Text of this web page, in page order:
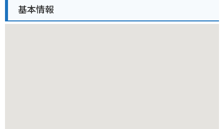
連れでも安心して散策できます。
基本情報